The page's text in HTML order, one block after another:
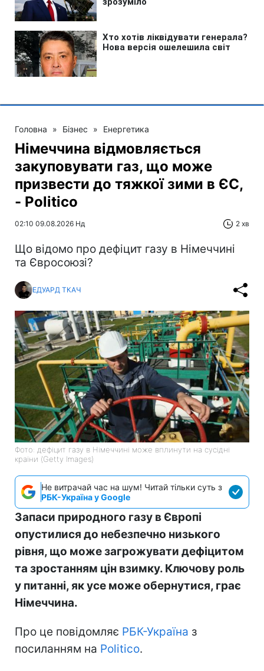
Головна » Бізнес » Енергетика
Німеччина відмовляється
закуповувати газ, що може
призвести до тяжкої зими в ЄС,
- Politico
02:10 09.08.2026 Нд 2 хв
Що відомо про дефіцит газу в Німеччині
та Євросоюзі?
ЕДУАРД ТКАЧ
Фото: дефіцит газу в Німеччині може вплинути на сусідні
країни (Getty Images)
Не витрачай час на шум! Читай тільки суть з
РБК-Україна у Google
Запаси природного газу в Європі
опустилися до небезпечно низького
рівня, що може загрожувати дефіцитом
та зростанням цін взимку. Ключову роль
у питанні, як усе може обернутися, грає
Німеччина.
Про це повідомляє РБК-Україна з
посиланням на Politico.